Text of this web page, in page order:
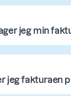
jeg min
jeg fakturaen